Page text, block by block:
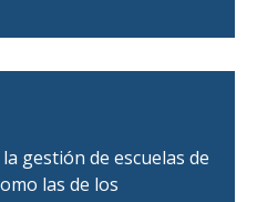
gestión de escuelas de
las de los